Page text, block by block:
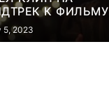
К ФИЛЬМУ
5, 2023